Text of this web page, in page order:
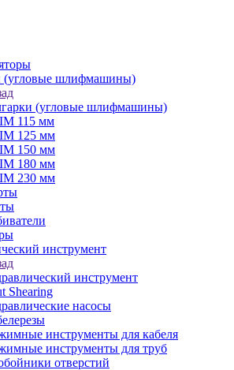
(угловые шлифмашины)
(угловые шлифмашины)
115 мм
125 мм
150 мм
180 мм
230 мм
инструмент
инструмент
Shearing
насосы
инструменты для кабеля
инструменты для труб
отверстий